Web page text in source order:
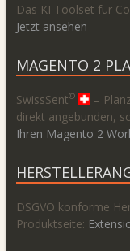
Das KI Toolset für
Jetzt ansehen
MAGENTO 2
SwissSent©
–
direkt angebunden,
Ihren Magento 2
DSGVO konforme
Produktseite: